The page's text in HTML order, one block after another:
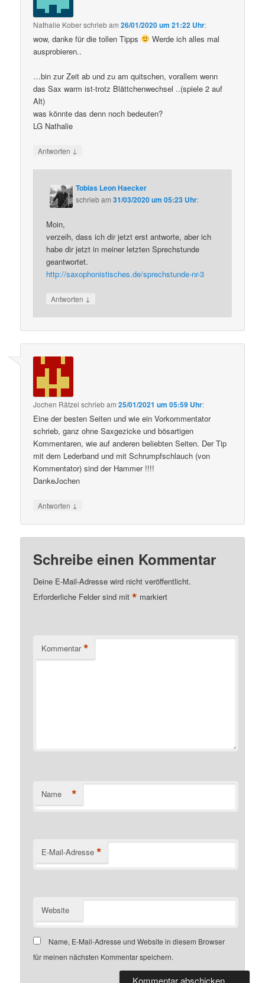
Nathalie Koberschriebam26/01/2020 um 21:22 Uhr:
wow, danke für die tollen Tipps
Werde ich alles mal
ausprobieren..
…bin zur Zeit ab und zu am quitschen, vorallem wenn
das Sax warm ist-trotz Blättchenwechsel ..(spiele 2 auf
Alt)
was könnte das denn noch bedeuten?
LG Nathalie
Antworten ↓
Tobias Leon Haecker
schriebam31/03/2020 um 05:23 Uhr:
Moin,
verzeih, dass ich dir jetzt erst antworte, aber ich
habe dir jetzt in meiner letzten Sprechstunde
geantwortet.
http://saxophonistisches.de/sprechstunde-nr-3
Antworten ↓
Jochen Rätzel schriebam25/01/2021 um 05:59 Uhr:
Eine der besten Seiten und wie ein Vorkommentator
schrieb, ganz ohne Saxgezicke und bösartigen
Kommentaren, wie auf anderen beliebten Seiten. Der Tip
mit dem Lederband und mit Schrumpfschlauch (von
Kommentator) sind der Hammer !!!!
DankeJochen
Antworten ↓
Schreibe einen Kommentar
Deine E-Mail-Adresse wird nicht veröffentlicht.
Erforderliche Felder sind mit* markiert
Kommentar *
Name *
E-Mail-Adresse *
Website
Name, E-Mail-Adresse und Website in diesem Browser
für meinen nächsten Kommentar speichern.